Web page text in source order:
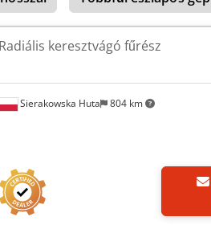
Sierakowska Huta 804 km
Radiális keresztvágó fűrész
Ajánlatkérés